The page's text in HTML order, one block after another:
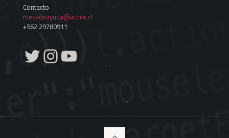
Contacto
mesadeayuda@uchile.cl
+562 29780911
Twitter
Instagram
YouTube